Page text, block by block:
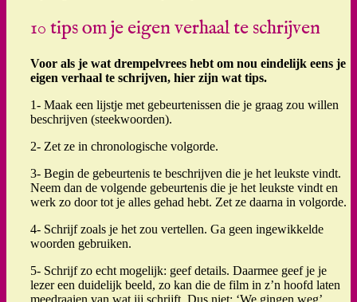
10 tips om je eigen verhaal te schrijven
Voor als je wat drempelvrees hebt om nou eindelijk eens je
eigen verhaal te schrijven, hier zijn wat tips.
1- Maak een lijstje met gebeurtenissen die je graag zou willen
beschrijven (steekwoorden).
2- Zet ze in chronologische volgorde.
3- Begin de gebeurtenis te beschrijven die je het leukste vindt.
Neem dan de volgende gebeurtenis die je het leukste vindt en
werk zo door tot je alles gehad hebt. Zet ze daarna in volgorde.
4- Schrijf zoals je het zou vertellen. Ga geen ingewikkelde
woorden gebruiken.
5- Schrijf zo echt mogelijk: geef details. Daarmee geef je je
lezer een duidelijk beeld, zo kan die de film in z’n hoofd laten
meedraaien van wat jij schrijft. Dus niet: ‘We gingen weg’,